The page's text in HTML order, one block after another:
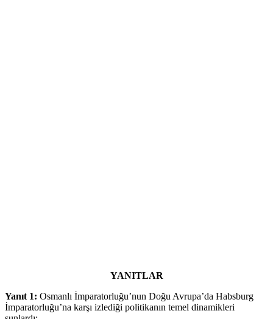
YANITLAR
Yanıt 1: Osmanlı İmparatorluğu’nun Doğu Avrupa’da Habsburg
İmparatorluğu’na karşı izlediği politikanın temel dinamikleri